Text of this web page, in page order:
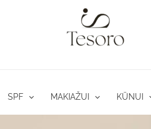
SPF MAKIAŽUI KŪNUI